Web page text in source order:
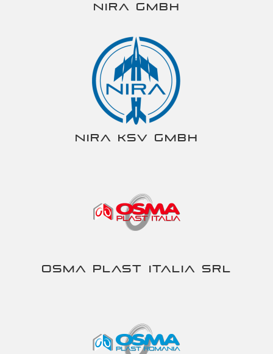
NIRA gmbh
NIRA KSV gmbh
Osma Plast Italia srl